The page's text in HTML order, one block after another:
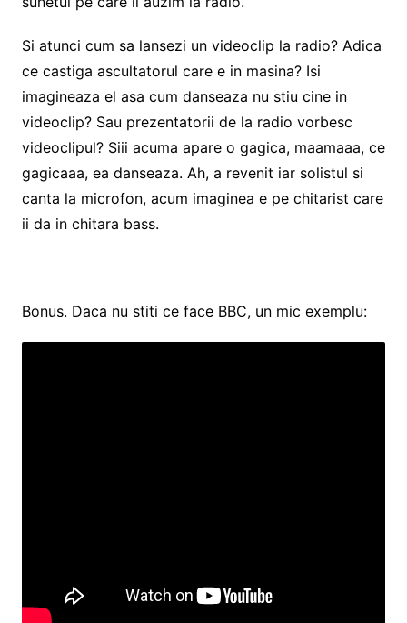
Si atunci cum sa lansezi un videoclip la radio? Adica
ce castiga ascultatorul care e in masina? Isi
imagineaza el asa cum danseaza nu stiu cine in
videoclip? Sau prezentatorii de la radio vorbesc
videoclipul? Siii acuma apare o gagica, maamaaa, ce
gagicaaa, ea danseaza. Ah, a revenit iar solistul si
canta la microfon, acum imaginea e pe chitarist care
ii da in chitara bass.
Bonus. Daca nu stiti ce face BBC, un mic exemplu: